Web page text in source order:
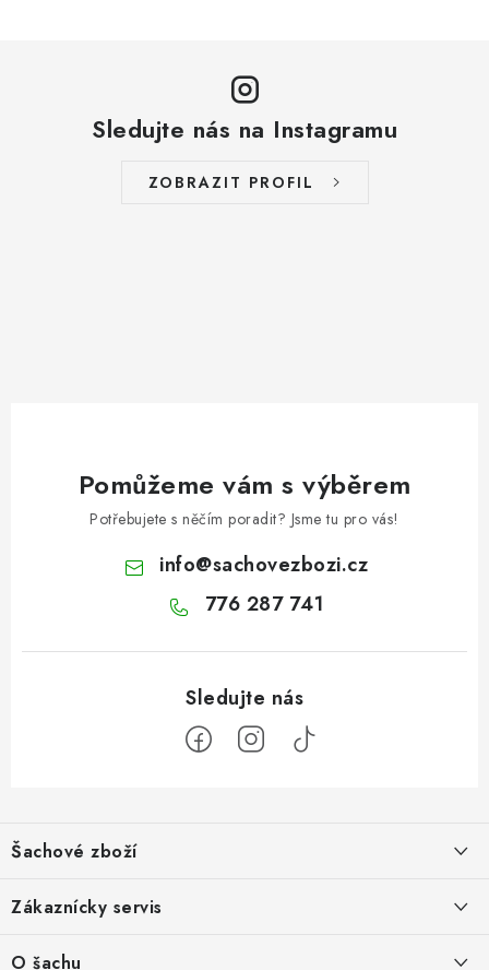
Sledujte nás na Instagramu
ZOBRAZIT PROFIL
Pomůžeme vám s výběrem
Potřebujete s něčím poradit? Jsme tu pro vás!
info@sachovezbozi.cz
776 287 741
á
p
a
Šachové zboží
Zákaznícky servis
Výhody nákupu u nás
O šachu